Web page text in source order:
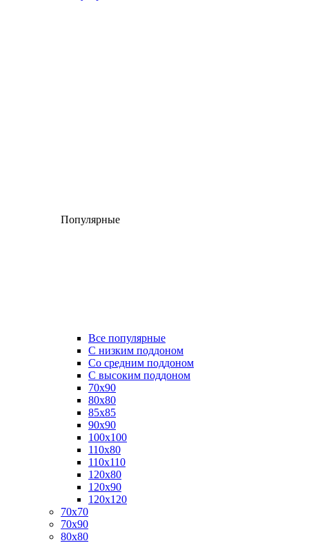
Популярные
Все популярные
C низким поддоном
Со средним поддоном
С высоким поддоном
70х90
80х80
85х85
90х90
100х100
110х80
110х110
120х80
120х90
120х120
70х70
70х90
80х80